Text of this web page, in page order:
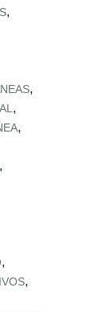
,
,
,
,
,
,
,